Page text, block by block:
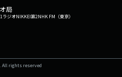
局
ラジオNIKKEI第2NHK FM（東京）
All rights reserved